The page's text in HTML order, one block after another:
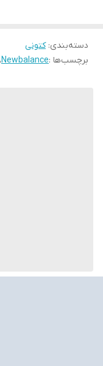
دسته‌بندی:کتونی
برچسب‌ها :Newbalance،